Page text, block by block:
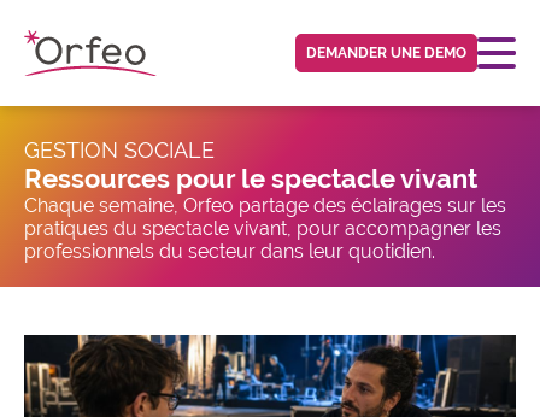
DEMANDER UNE DEMO
GESTION SOCIALE
Ressources pour le spectacle vivant
Chaque semaine, Orfeo partage des éclairages sur les
pratiques du spectacle vivant, pour accompagner les
professionnels du secteur dans leur quotidien.